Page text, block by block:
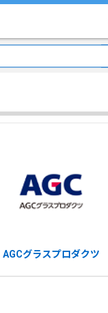
AGCグラスプロダクツ